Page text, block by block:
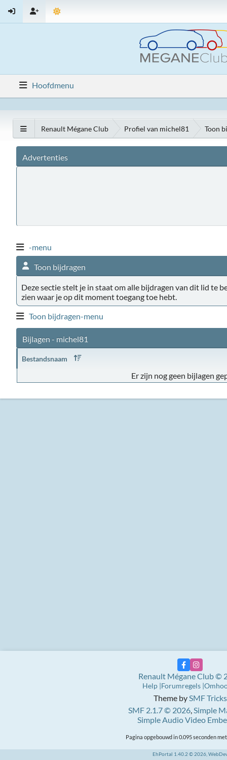
Hoofdmenu
Renault Mégane Club Profiel van michel81 Toon
Advertenties
-menu
Toon bijdragen
Deze sectie stelt je in staat om alle bijdragen van dit lid te
zien waar je op dit moment toegang toe hebt.
Toon bijdragen-menu
Bijlagen - michel81
Bestandsnaam
Er zijn nog geen bijlagen
Theme bySMF Tricks
SMF 2.1.7 © 2026,Simple
Simple Audio Video
Renault Mégane Club ©
Help Forumregels
Pagina opgebouwd in 0.095 seconden
EhPortal 1.40.2 © 2026,